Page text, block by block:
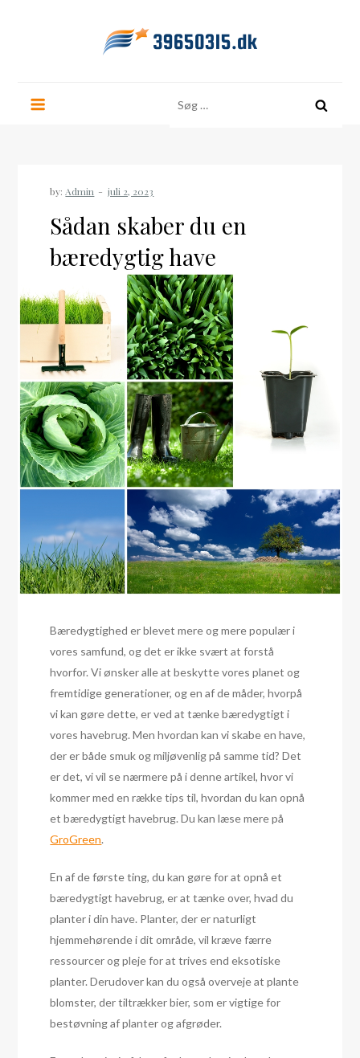
efter:
by: Admin
Sådan skaber du en
bæredygtig have
Bæredygtighed er blevet mere og mere populær i
vores samfund, og det er ikke svært at forstå
hvorfor. Vi ønsker alle at beskytte vores planet og
fremtidige generationer, og en af de måder, hvorpå
vi kan gøre dette, er ved at tænke bæredygtigt i
vores havebrug. Men hvordan kan vi skabe en have,
der er både smuk og miljøvenlig på samme tid? Det
er det, vi vil se nærmere på i denne artikel, hvor vi
kommer med en række tips til, hvordan du kan opnå
et bæredygtigt havebrug. Du kan læse mere på
GroGreen.
En af de første ting, du kan gøre for at opnå et
bæredygtigt havebrug, er at tænke over, hvad du
planter i din have. Planter, der er naturligt
hjemmehørende i dit område, vil kræve færre
ressourcer og pleje for at trives end eksotiske
planter. Derudover kan du også overveje at plante
blomster, der tiltrækker bier, som er vigtige for
bestøvning af planter og afgrøder.